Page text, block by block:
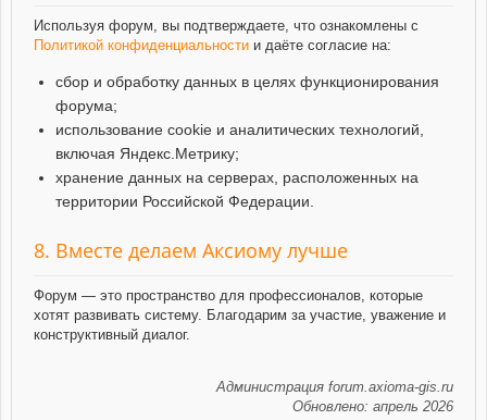
Используя форум, вы подтверждаете, что ознакомлены с
Политикой конфиденциальности и даёте согласие на:
сбор и обработку данных в целях функционирования
форума;
использование cookie и аналитических технологий,
включая Яндекс.Метрику;
хранение данных на серверах, расположенных на
территории Российской Федерации.
8. Вместе делаем Аксиому лучше
Форум — это пространство для профессионалов, которые
хотят развивать систему. Благодарим за участие, уважение и
конструктивный диалог.
Администрация forum.axioma-gis.ru
Обновлено: апрель 2026